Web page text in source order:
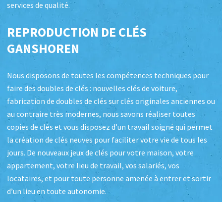
services de qualité.
REPRODUCTION DE CLÉS
GANSHOREN
Nous disposons de toutes les compétences techniques pour
faire des doubles de clés : nouvelles clés de voiture,
fabrication de doubles de clés sur clés originales anciennes ou
au contraire très modernes, nous savons réaliser toutes
copies de clés et vous disposez d’un travail soigné qui permet
la création de clés neuves pour faciliter votre vie de tous les
jours. De nouveaux jeux de clés pour votre maison, votre
appartement, votre lieu de travail, vos salariés, vos
locataires, et pour toute personne amenée à entrer et sortir
d’un lieu en toute autonomie.